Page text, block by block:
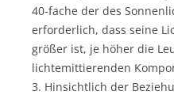
40-fache der des
erforderlich, dass seine
größer ist, je höher die
lichtemittierenden
3. Hinsichtlich der